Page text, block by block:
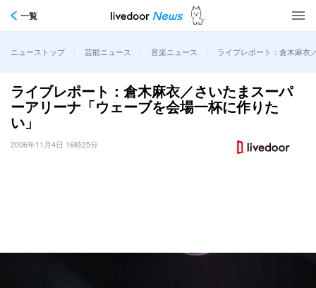
一覧
ニューストップ > 芸能ニュース > 音楽ニュース > ライブレポート：倉木麻衣
ライブレポート：倉木麻衣／さいたまスーパ
ーアリーナ「ウェーブを会場一杯に作りた
い」
2006年11月4日 16時25分